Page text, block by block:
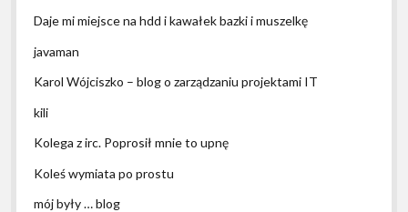
Daje mi miejsce na hdd i kawałek bazki i muszelkę
javaman
Karol Wójciszko – blog o zarządzaniu projektami IT
kili
Kolega z irc. Poprosił mnie to upnę
Koleś wymiata po prostu
mój były … blog